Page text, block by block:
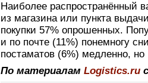
Наиболее распространённый
из магазина или пункта
покупки 57% опрошенных.
и по почте (11%) понемногу
постаматов (6%) медленно, но
По материаламLogistics.ru